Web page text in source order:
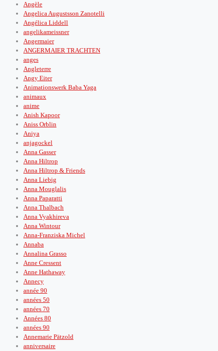
Angèle
Angelica Augustsson Zanotelli
Angélica Liddell
angelikameissner
Angermaier
ANGERMAIER TRACHTEN
anges
Angleterre
Angy Eiter
Animationswerk Baba Yaga
animaux
anime
Anish Kapoor
Aniss Orblin
Aniya
anjagockel
Anna Gasser
Anna Hiltrop
Anna Hiltrop & Friends
Anna Liebig
Anna Mouglalis
Anna Paparatti
Anna Thalbach
Anna Vyakhireva
Anna Wintour
Anna-Franziska Michel
Annaba
Annalina Grasso
Anne Cressent
Anne Hathaway
Annecy
année 90
années 50
années 70
Années 80
années 90
Annemarie Pätzold
anniversaire